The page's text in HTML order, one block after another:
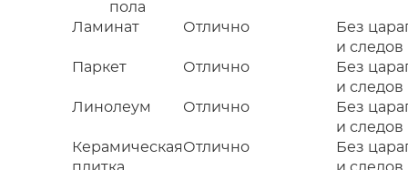
пола
Ламинат
Отлично
Без
и следов
Паркет
Отлично
Без
и следов
Линолеум
Отлично
Без
и следов
КерамическаяОтлично
Без